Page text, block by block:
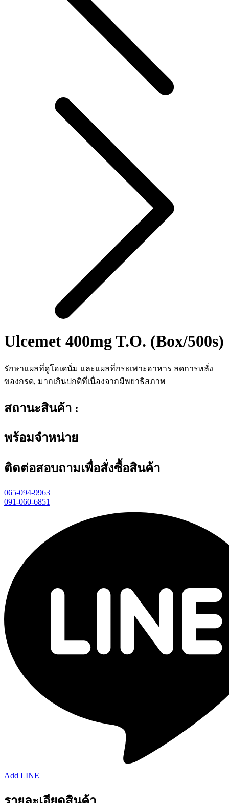
Ulcemet 400mg T.O. (Box/500s)
รักษาแผลที่ดูโอเดนั่ม และแผลที่กระเพาะอาหาร ลดการหลั่ง
ของกรด, มากเกินปกติทึ่เนื่องจากมีพยาธิสภาพ
สถานะสินค้า :
พร้อมจำหน่าย
ติดต่อสอบถามเพื่อสั่งซื้อสินค้า
065-094-9963
091-060-6851
Add LINE